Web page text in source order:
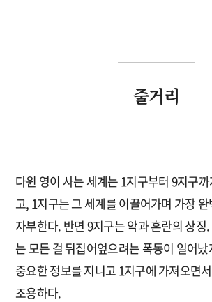
줄거리
다윈 영이 사는 세계는 1지구부터 9지구
고, 1지구는 그 세계를 이끌어가며 가장
자부한다. 반면 9지구는 악과 혼란의 상징
는 모든 걸 뒤집어엎으려는 폭동이 일어
중요한 정보를 지니고 1지구에 가져오면
조용하다.